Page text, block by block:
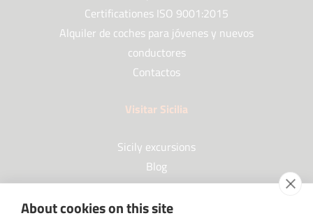
About cookies on this site
Certificationes ISO 9001:2015
Alquiler de coches para jóvenes y nuevos
conductores
Contactos
Visitar Sicilia
Sicily excursions
Blog